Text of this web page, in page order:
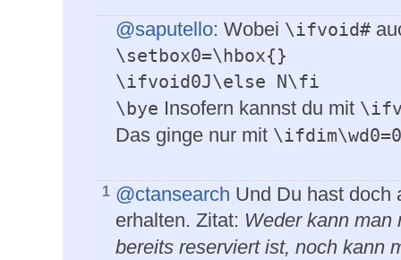
@saputello: Wobei \ifvoid#
\setbox0=\hbox{}
\ifvoid0J\else N\fi
\bye Insofern kannst du mit
Das ginge nur mit
1 @ctansearch Und Du hast doch
erhalten. Zitat: Weder kann
bereits reserviert ist, noch kann